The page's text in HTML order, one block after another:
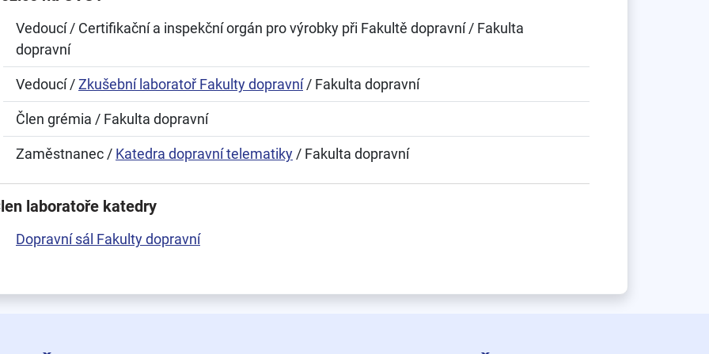
Vedoucí / Certifikační a inspekční orgán pro výrobky při Fakultě dopravní / Fakulta
dopravní
Vedoucí /Zkušební laboratoř Fakulty dopravní/ Fakulta dopravní
Člen grémia / Fakulta dopravní
Zaměstnanec / Katedra dopravní telematiky / Fakulta dopravní
laboratoře katedry
Dopravní sál Fakulty dopravní